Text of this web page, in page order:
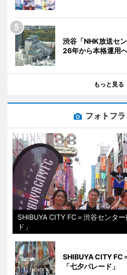
渋谷「NHK放送セ
26年から本格運用
もっと見る
フォトフ
SHIBUYA CITY FC＝渋谷センタ
ド」
SHIBUYA CITY FC
「七夕パレード」